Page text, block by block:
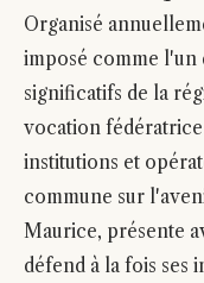
Organisé
imposé comme l'un
significatifs de la
vocation fédératrice
institutions et
commune sur
Maurice, présente
défend à la fois ses